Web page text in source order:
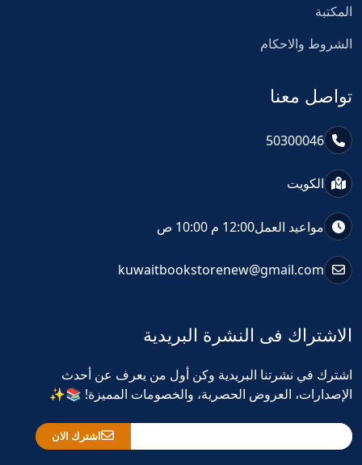
المكتبة
الشروط والاحكام
تواصل معنا
50300046
الكويت
مواعيد العمل12:00 م 10:00 ص
kuwaitbookstorenew@gmail.com
الاشتراك فى النشرة البريدية
اشترك في نشرتنا البريدية وكن أول من يعرف عن أحدث
الإصدارات، العروض الحصرية، والخصومات المميزة! 📚✨
اشترك الان